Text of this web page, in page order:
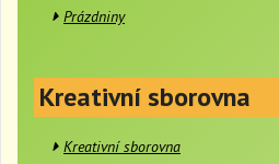
Prázdniny
Kreativní sborovna
Kreativní sborovna